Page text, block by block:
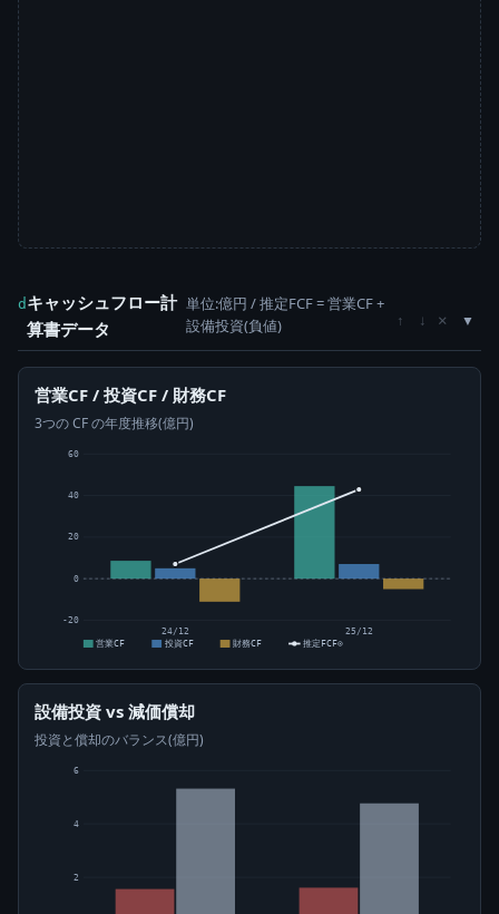
d キャッシュフロー計
算書データ
単位:億円 / 推定FCF = 営業CF +
設備投資(負値)
↑ ↓ ×
営業CF / 投資CF / 財務CF
3つの CF の年度推移(億円)
-20
0
20
40
60
24/12
25/12
営業CF
投資CF 財務CF 推定FCF⊙
設備投資 vs 減価償却
投資と償却のバランス(億円)
2
4
6